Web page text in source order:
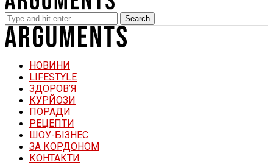
Search
НОВИНИ
LIFESTYLE
ЗДОРОВ’Я
КУРЙОЗИ
ПОРАДИ
РЕЦЕПТИ
ШОУ-БІЗНЕС
ЗА КОРДОНОМ
КОНТАКТИ